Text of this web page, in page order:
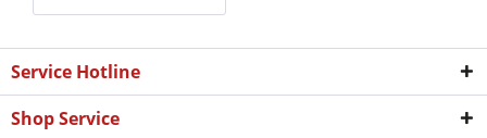
Service Hotline
Shop Service